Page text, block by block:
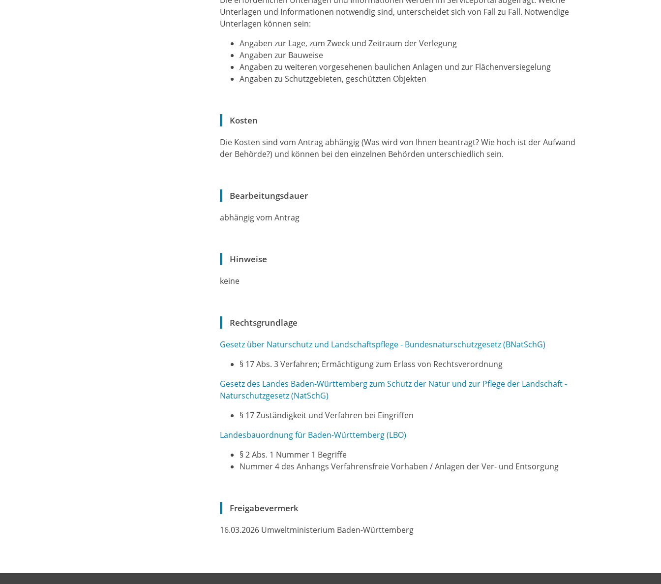
Unterlagen und Informationen notwendig sind, unterscheidet sich von Fall zu Fall. Notwendige
Unterlagen können sein:
Angaben zur Lage, zum Zweck und Zeitraum der Verlegung
Angaben zur Bauweise
Angaben zu weiteren vorgesehenen baulichen Anlagen und zur Flächenversiegelung
Angaben zu Schutzgebieten, geschützten Objekten
Kosten
Die Kosten sind vom Antrag abhängig (Was wird von Ihnen beantragt? Wie hoch ist der Aufwand
der Behörde?) und können bei den einzelnen Behörden unterschiedlich sein.
Bearbeitungsdauer
abhängig vom Antrag
Hinweise
keine
Rechtsgrundlage
Gesetz über Naturschutz und Landschaftspflege - Bundesnaturschutzgesetz (BNatSchG)
§ 17 Abs. 3 Verfahren; Ermächtigung zum Erlass von Rechtsverordnung
Gesetz des Landes Baden-Württemberg zum Schutz der Natur und zur Pflege der Landschaft -
Naturschutzgesetz (NatSchG)
§ 17 Zuständigkeit und Verfahren bei Eingriffen
Landesbauordnung für Baden-Württemberg (LBO)
§ 2 Abs. 1 Nummer 1 Begriffe
Nummer 4 des Anhangs Verfahrensfreie Vorhaben / Anlagen der Ver- und Entsorgung
Freigabevermerk
16.03.2026 Umweltministerium Baden-Württemberg